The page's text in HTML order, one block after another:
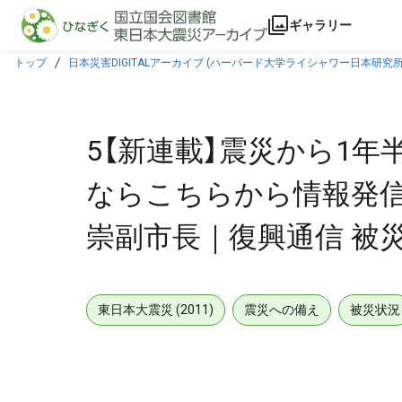
本文に飛ぶ
ギャラリー
トップ 日本災害DIGITALアーカイブ (ハーバード大学ライシャワー日本研究
5【新連載】震災から1
ならこちらから情報
崇副市長｜復興通信 被
東日本大震災 (2011) 震災への備え 被災状況